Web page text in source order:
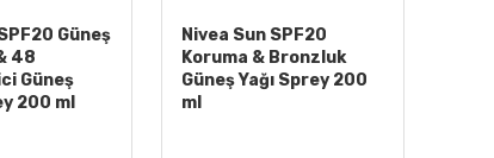
Güneş
48
Güneş
200 ml
Nivea Sun SPF20
Koruma & Bronzluk
Güneş Yağı Sprey 200
ml